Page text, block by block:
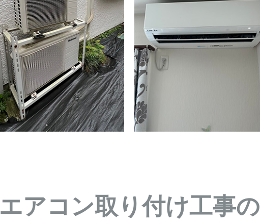
エアコン取り付け工事の